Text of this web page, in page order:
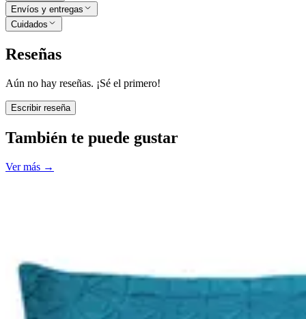
Envíos y entregas
Cuidados
Reseñas
Aún no hay reseñas. ¡Sé el primero!
Escribir reseña
También te puede gustar
Ver más →